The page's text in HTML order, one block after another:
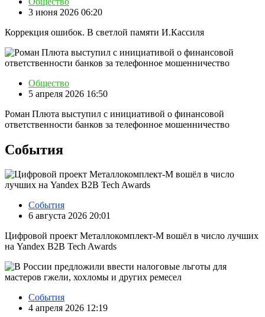
3 июня 2026 06:20
Коррекция ошибок. В светлой памяти И.Кассиля
Общество
5 апреля 2026 16:50
Роман Плюта выступил с инициативой о финансовой
ответственности банков за телефонное мошенничество
События
События
6 августа 2026 20:01
Цифровой проект Металлокомплект-М вошёл в число лучших
на Yandex B2B Tech Awards
События
4 апреля 2026 12:19